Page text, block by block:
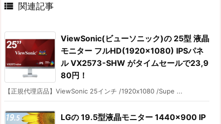
 関連記事
ViewSonic(ビューソニック)の 25型 液晶
モニター フルHD(1920×1080) IPSパネ
ル VX2573-SHW がタイムセールで23,9
80円！
【正規代理店品】ViewSonic 25インチ /1920x1080 /Supe ...
LGの 19.5型液晶モニター 1440×900 IP